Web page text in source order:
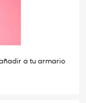
a tu armario